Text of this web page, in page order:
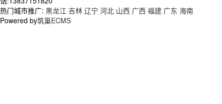
热门城市推广: 黑龙江 吉林 辽宁 河北 山西 广西 福建 广东 海南
Powered by筑巢ECMS